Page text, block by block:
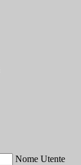
Nome Utente